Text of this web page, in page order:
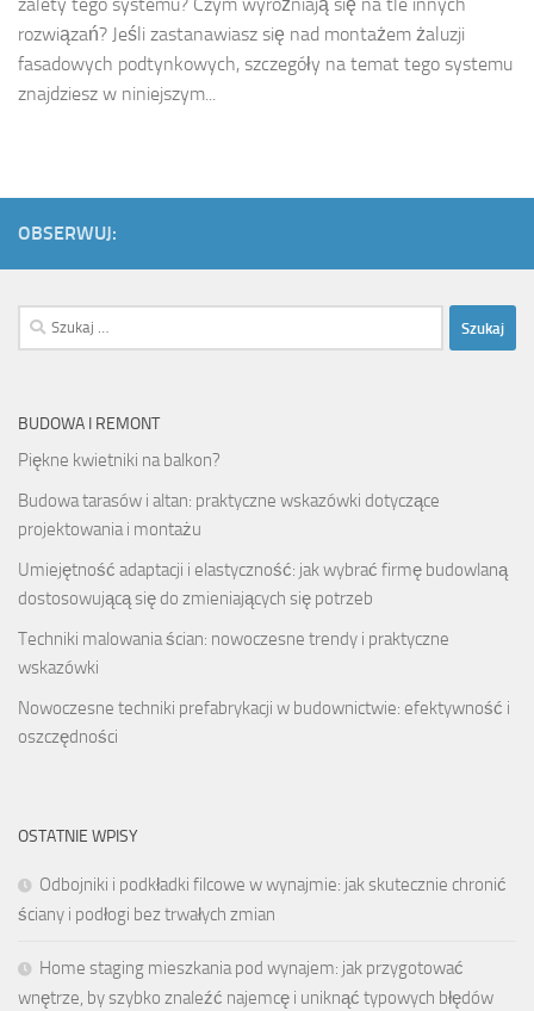
rozwiązań? Jeśli zastanawiasz się nad montażem żaluzji
fasadowych podtynkowych, szczegóły na temat tego systemu
znajdziesz w niniejszym...
OBSERWUJ:
Szukaj:
BUDOWA I REMONT
Piękne kwietniki na balkon?
Budowa tarasów i altan: praktyczne wskazówki dotyczące
projektowania i montażu
Umiejętność adaptacji i elastyczność: jak wybrać firmę budowlaną
dostosowującą się do zmieniających się potrzeb
Techniki malowania ścian: nowoczesne trendy i praktyczne
wskazówki
Nowoczesne techniki prefabrykacji w budownictwie: efektywność i
oszczędności
OSTATNIE WPISY
Odbojniki i podkładki filcowe w wynajmie: jak skutecznie chronić
ściany i podłogi bez trwałych zmian
Home staging mieszkania pod wynajem: jak przygotować
wnętrze, by szybko znaleźć najemcę i uniknąć typowych błędów